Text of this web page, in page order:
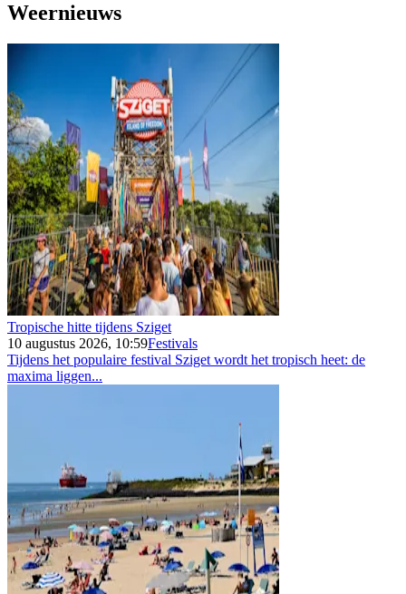
Weernieuws
Tropische hitte tijdens Sziget
10 augustus 2026, 10:59Festivals
Tijdens het populaire festival Sziget wordt het tropisch heet: de
maxima liggen...